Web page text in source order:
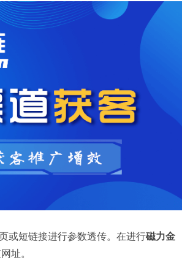
或短链接进行参数透传。在进行磁力金
址。